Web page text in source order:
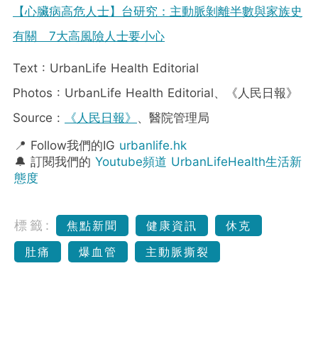
【心臟病高危人士】台研究：主動脈剝離半數與家族史
有關 7大高風險人士要小心
Text : UrbanLife Health Editorial
Photos : UrbanLife Health Editorial、《人民日報》
Source :
《人民日報》 、醫院管理局
📍 Follow我們的IG urbanlife.hk
🔔 訂閱我們的 Youtube頻道 UrbanLifeHealth生活新
態度
標籤: 焦點新聞 健康資訊
休克
肚痛
爆血管 主動脈撕裂